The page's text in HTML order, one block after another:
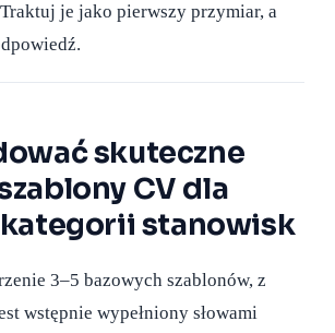
je jako pierwszy przymiar, a
skuteczne
CV dla
stanowisk
3–5 bazowych szablonów, z
wstępnie wypełniony słowami